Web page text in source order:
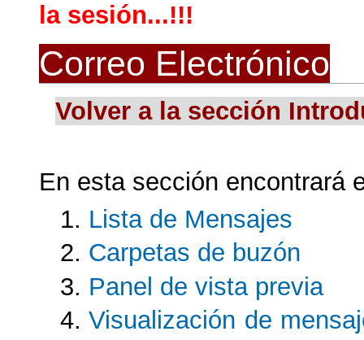
la sesión...!!!
Correo Electrónico
Volver a la sección
En esta sección encontrará
Lista de Mensajes
Carpetas de buzón
Panel de vista previa
Visualización de